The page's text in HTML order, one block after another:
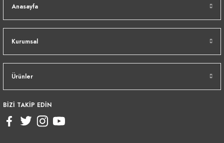
Anasayfa
Kurumsal
Ürünler
BİZİ TAKİP EDİN